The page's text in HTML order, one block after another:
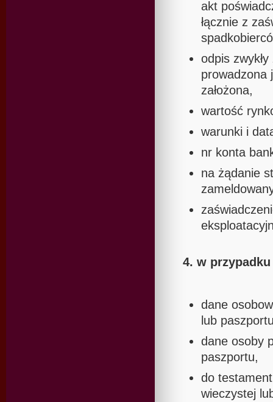
akt
łącznie z
odpis
prowadzona
założona,
wartość
warunki i
nr konta
na żądanie
4. w przypadku
dane
lub
dane osoby
paszportu,
do
wieczystej